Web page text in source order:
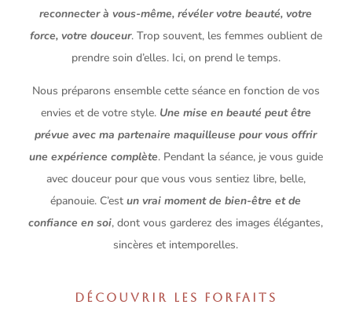
reconnecter à vous-même, révéler votre beauté, votre
force, votre douceur. Trop souvent, les femmes oublient de
prendre soin d’elles. Ici, on prend le temps.
Nous préparons ensemble cette séance en fonction de vos
envies et de votre style. Une mise en beauté peut être
prévue avec ma partenaire maquilleuse pour vous offrir
une expérience complète. Pendant la séance, je vous guide
avec douceur pour que vous vous sentiez libre, belle,
épanouie. C’estun vrai moment de bien-être et de
confiance en soi, dont vous garderez des images élégantes,
sincères et intemporelles.
DÉCOUVRIR LES FORFAITS